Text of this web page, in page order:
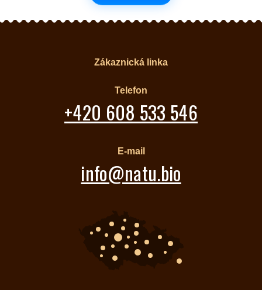
Zákaznická linka
Telefon
+420 608 533 546
E-mail
info@natu.bio